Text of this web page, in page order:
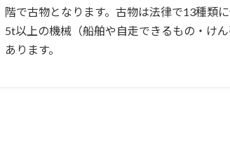
階で古物となります。古物は法律で13種類
5t以上の機械（船舶や自走できるもの・け
あります。